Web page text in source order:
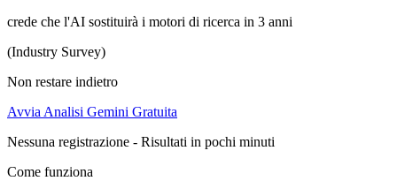
crede che l'AI sostituirà i motori di ricerca in 3 anni
(Industry Survey)
Non restare indietro
Avvia Analisi Gemini Gratuita
Nessuna registrazione - Risultati in pochi minuti
Come funziona